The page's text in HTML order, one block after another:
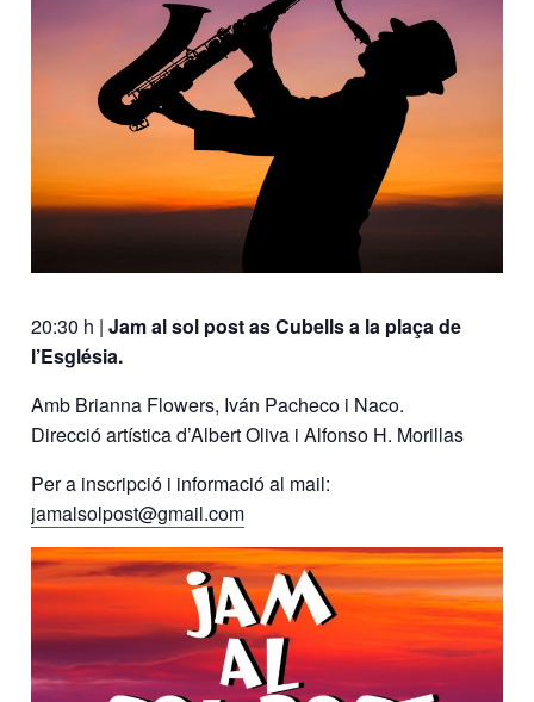
20:30 h |Jam al sol post as Cubells a la plaça de
l’Església.
Amb Brianna Flowers, Iván Pacheco i Naco.
Direcció artística d’Albert Oliva i Alfonso H. Morillas
Per a inscripció i informació al mail:
jamalsolpost@gmail.com